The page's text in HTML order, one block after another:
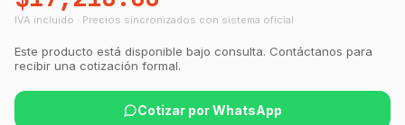
IVA incluido · Precios sincronizados con sistema oficial
Este producto está disponible bajo consulta. Contáctanos para
recibir una cotización formal.
Cotizar por WhatsApp